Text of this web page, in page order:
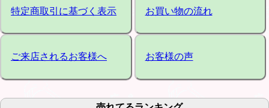
特定商取引に基づく表示 お買い物の流れ
ご来店されるお客様へ お客様の声